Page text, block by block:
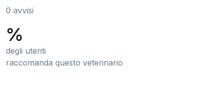
0 avvisi
%
degli utenti
raccomanda questo veterinario